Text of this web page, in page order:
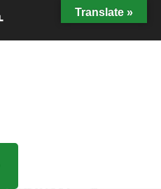
Translate »